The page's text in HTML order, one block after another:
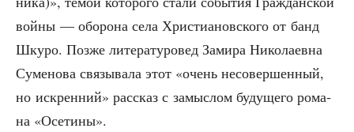
вой­ны — обо­ро­на села Хри­сти­а­нов­ско­го от банд
Шку­ро. Поз­же лите­ра­ту­ро­вед Зами­ра Нико­ла­ев­на
Суме­но­ва свя­зы­ва­ла этот «очень несо­вер­шен­ный,
но искрен­ний» рас­сказ с замыс­лом буду­ще­го рома­
на «Осе­ти­ны».